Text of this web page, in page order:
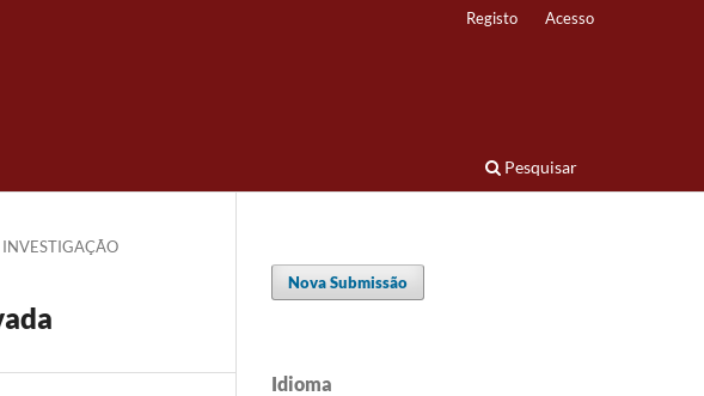
Pesquisar
Registo Acesso
Nova Submissão
Idioma